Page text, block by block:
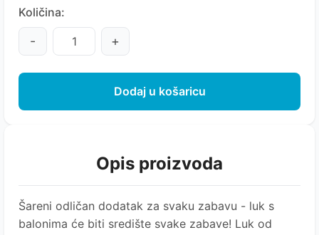
Količina:
- +
Dodaj u košaricu
Opis proizvoda
Šareni odličan dodatak za svaku zabavu - luk s
balonima će biti središte svake zabave! Luk od